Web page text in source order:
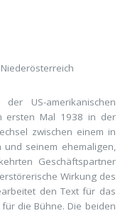
US-amerikanischen
ersten Mal 1938 in der
zwischen einem in
und seinem ehemaligen,
Geschäftspartner
Wirkung des
den Text für das
die Bühne. Die beiden